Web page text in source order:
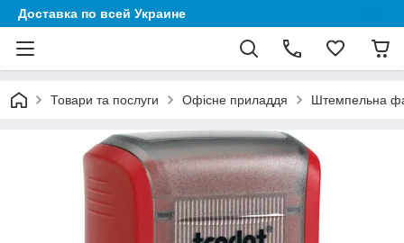
Доставка по всей Украине
Товари та послуги Офісне приладдя Штемпельна